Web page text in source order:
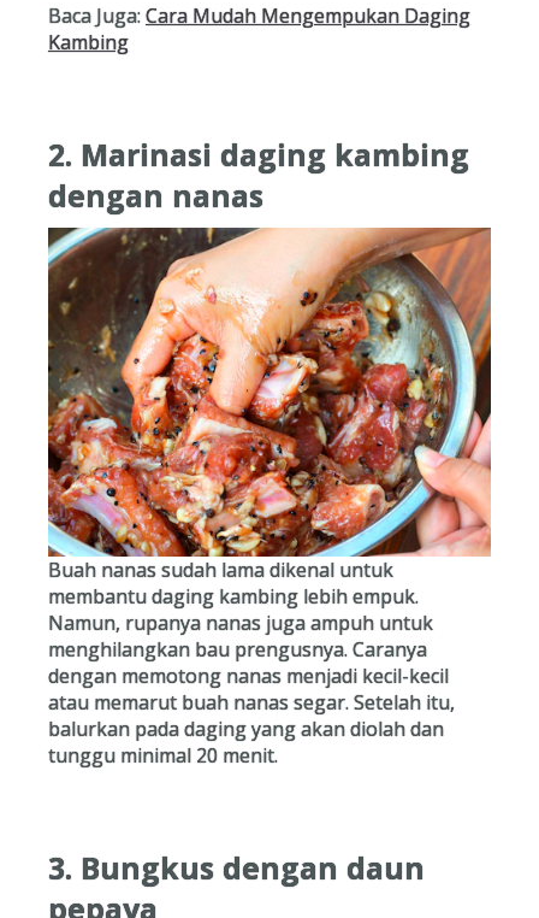
Baca Juga:Cara Mudah Mengempukan Daging
Kambing
2. Marinasi daging kambing
dengan nanas
Buah nanas sudah lama dikenal untuk
membantu daging kambing lebih empuk.
Namun, rupanya nanas juga ampuh untuk
menghilangkan bau prengusnya. Caranya
dengan memotong nanas menjadi kecil-kecil
atau memarut buah nanas segar. Setelah itu,
balurkan pada daging yang akan diolah dan
tunggu minimal 20 menit.
3. Bungkus dengan daun
pepaya